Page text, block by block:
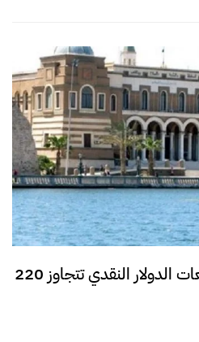
مصرف ليبيا المركزي: مبيعات الدولار النقدي تتجاوز 220